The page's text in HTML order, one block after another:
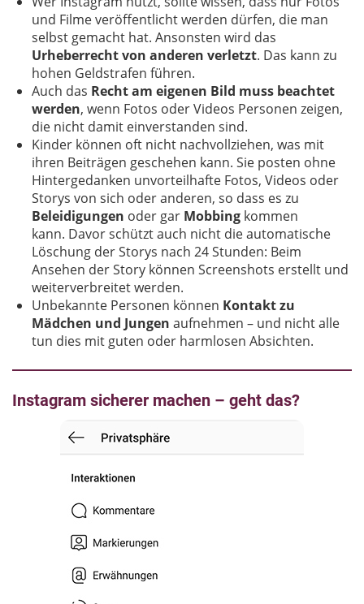
und Filme veröffentlicht werden dürfen, die man
selbst gemacht hat. Ansonsten wird das
Urheberrecht von anderen verletzt. Das kann zu
hohen Geldstrafen führen.
Auch das Recht am eigenen Bild muss beachtet
werden, wenn Fotos oder Videos Personen zeigen,
die nicht damit einverstanden sind.
Kinder können oft nicht nachvollziehen, was mit
ihren Beiträgen geschehen kann. Sie posten ohne
Hintergedanken unvorteilhafte Fotos, Videos oder
Storys von sich oder anderen, so dass es zu
Beleidigungen oder gar Mobbing kommen
kann. Davor schützt auch nicht die automatische
Löschung der Storys nach 24 Stunden: Beim
Ansehen der Story können Screenshots erstellt und
weiterverbreitet werden.
Unbekannte Personen können Kontakt zu
Mädchen und Jungen aufnehmen – und nicht alle
tun dies mit guten oder harmlosen Absichten.
Instagram sicherer machen – geht das?